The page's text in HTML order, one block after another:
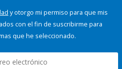
y otorgo mi permiso para que mis
con el fin de suscribirme para
que he seleccionado.